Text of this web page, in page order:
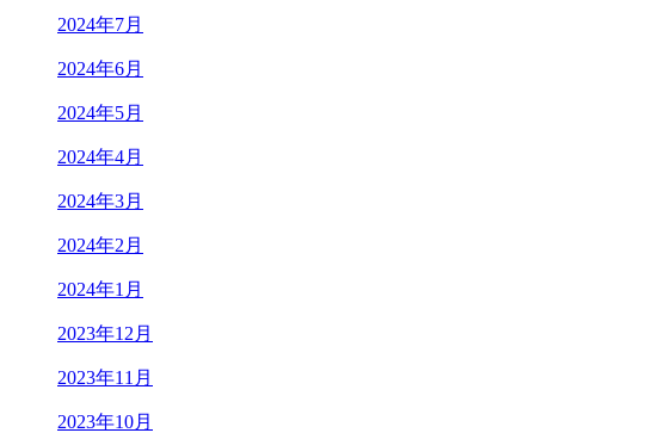
2024年7月
2024年6月
2024年5月
2024年4月
2024年3月
2024年2月
2024年1月
2023年12月
2023年11月
2023年10月